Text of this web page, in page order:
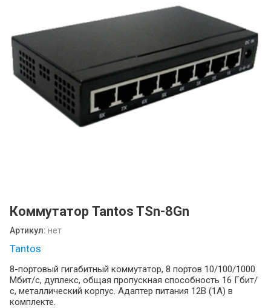
Коммутатор Tantos TSn-8Gn
Артикул: нет
Tantos
8-портовый гигабитный коммутатор, 8 портов 10/100/1000
Мбит/с, дуплекс, общая пропускная способность 16 Гбит/
с, металлический корпус. Адаптер питания 12В (1А) в
комплекте.